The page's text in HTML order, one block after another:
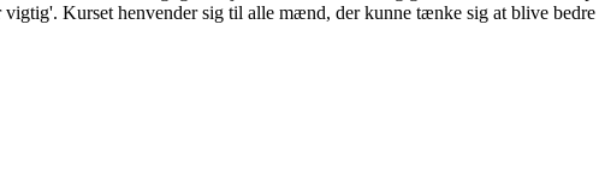
Kurset henvender sig til alle mænd, der kunne tænke sig at blive bedre